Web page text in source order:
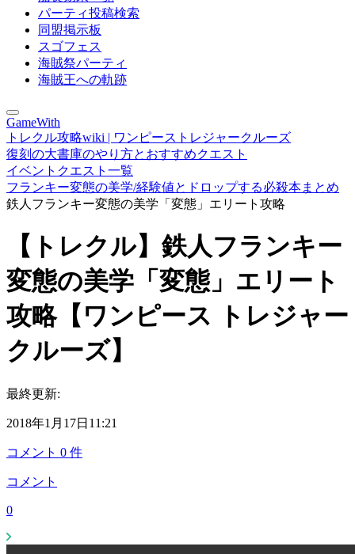
パーティ投稿検索
同盟掲示板
スゴフェス
海賊祭パーティ
海賊王への軌跡
GameWith
トレクル攻略wiki | ワンピーストレジャークルーズ
復刻の大書庫のやり方とおすすめクエスト
イベントクエスト一覧
フランキー変態の美学/経験値とドロップする必殺本まとめ
鉄人フランキー変態の美学「変態」エリート攻略
【トレクル】鉄人フランキー
変態の美学「変態」エリート
攻略【ワンピース トレジャー
クルーズ】
最終更新:
2018年1月17日11:21
コメント 0 件
コメント
0